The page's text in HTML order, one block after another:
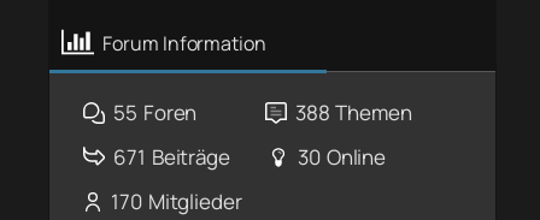
Forum Information
55 Foren 388 Themen
671 Beiträge 30 Online
170 Mitglieder